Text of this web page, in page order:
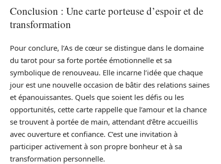
Conclusion : Une carte porteuse d’espoir et de
transformation
Pour conclure, l’As de cœur se distingue dans le domaine
du tarot pour sa forte portée émotionnelle et sa
symbolique de renouveau. Elle incarne l’idée que chaque
jour est une nouvelle occasion de bâtir des relations saines
et épanouissantes. Quels que soient les défis ou les
opportunités, cette carte rappelle que l’amour et la chance
se trouvent à portée de main, attendant d’être accueillis
avec ouverture et confiance. C’est une invitation à
participer activement à son propre bonheur et à sa
transformation personnelle.